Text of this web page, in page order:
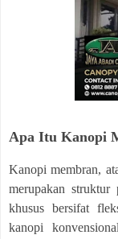
Apa Itu Kanopi
Kanopi membran,
merupakan struktur
khusus bersifat
kanopi